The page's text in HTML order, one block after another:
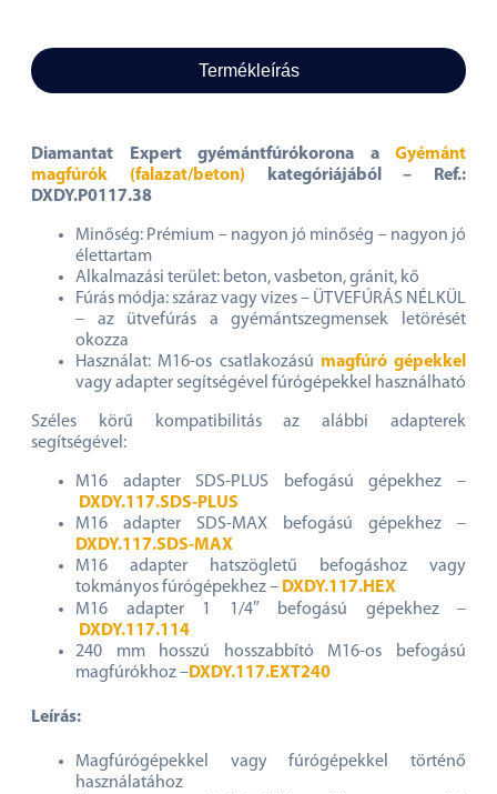
Termékleírás
Diamantat Expert gyémántfúrókorona a Gyémánt
magfúrók (falazat/beton) kategóriájából – Ref.:
DXDY.P0117.38
Minőség: Prémium – nagyon jó minőség – nagyon jó
élettartam
Alkalmazási terület: beton, vasbeton, gránit, kő
Fúrás módja: száraz vagy vizes – ÜTVEFÚRÁS NÉLKÜL
– az ütvefúrás a gyémántszegmensek letörését
okozza
Használat: M16-os csatlakozású magfúró gépekkel
vagy adapter segítségével fúrógépekkel használható
Széles körű kompatibilitás az alábbi adapterek
segítségével:
M16 adapter SDS-PLUS befogású gépekhez –
DXDY.117.SDS-PLUS
M16 adapter SDS-MAX befogású gépekhez –
DXDY.117.SDS-MAX
M16 adapter hatszögletű befogáshoz vagy
tokmányos fúrógépekhez – DXDY.117.HEX
M16 adapter 1 1/4″ befogású gépekhez –
DXDY.117.114
240 mm hosszú hosszabbító M16-os befogású
magfúrókhoz –DXDY.117.EXT240
Leírás:
Magfúrógépekkel vagy fúrógépekkel történő
használatához